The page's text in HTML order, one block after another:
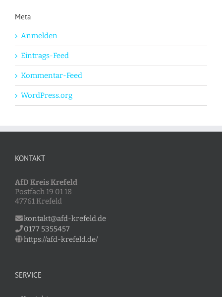
Meta
Anmelden
Eintrags-Feed
Kommentar-Feed
WordPress.org
KONTAKT
AfD Kreis Krefeld
Postfach 19 01 18
47761 Krefeld
kontakt@afd-krefeld.de
0177 5355457
https://afd-krefeld.de/
SERVICE